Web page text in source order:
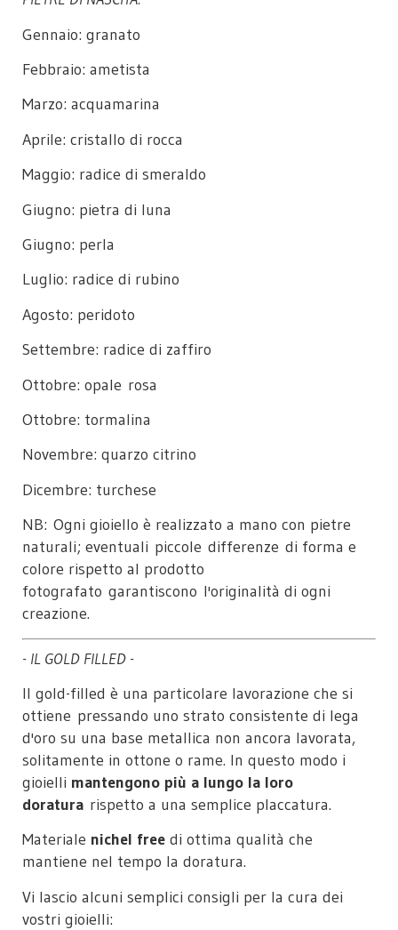
Gennaio: granato
Febbraio: ametista
Marzo: acquamarina
Aprile: cristallo di rocca
Maggio: radice di smeraldo
Giugno: pietra di luna
Giugno: perla
Luglio: radice di rubino
Agosto: peridoto
Settembre: radice di zaffiro
Ottobre: opale rosa
Ottobre: tormalina
Novembre: quarzo citrino
Dicembre: turchese
NB: Ogni gioiello è realizzato a mano con pietre
naturali; eventuali piccole differenze di forma e
colore rispetto al prodotto
fotografato garantiscono l'originalità di ogni
creazione.
- IL GOLD FILLED -
Il gold-filled è una particolare lavorazione che si
ottiene pressando uno strato consistente di lega
d'oro su una base metallica non ancora lavorata,
solitamente in ottone o rame. In questo modo i
gioielli mantengono più a lungo la loro
doratura rispetto a una semplice placcatura.
Materiale nichel free di ottima qualità che
mantiene nel tempo la doratura.
Vi lascio alcuni semplici consigli per la cura dei
vostri gioielli: